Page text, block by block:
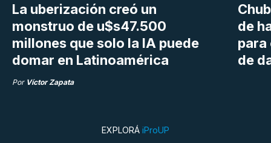
La uberización creó un
monstruo de u$s47.500
millones que solo la IA puede
domar en Latinoamérica
Por Víctor Zapata
de
para
de
EXPLORÁ iProUP